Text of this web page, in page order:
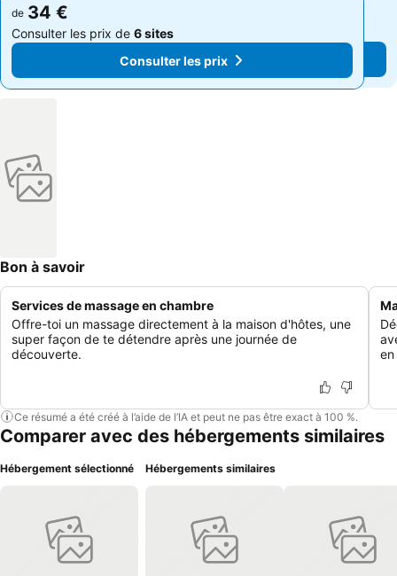
de 34 €
Consulter les prix de 6 sites
Consulter les prix
de 34 €
Consulter les prix de 6 sites
Consulter les prix
Bon à savoir
Services de massage en chambre
Offre-toi un massage directement à la maison d'hôtes, une
super façon de te détendre après une journée de
découverte.
Ce résumé a été créé à l’aide de l’IA et peut ne pas être exact à 100 %.
Comparer avec des hébergements similaires
Hébergement sélectionné Hébergements similaires